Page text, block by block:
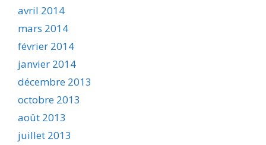
avril 2014
mars 2014
février 2014
janvier 2014
décembre 2013
octobre 2013
août 2013
juillet 2013